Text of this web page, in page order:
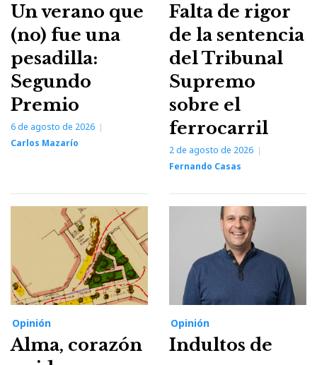
Un verano que
(no) fue una
pesadilla:
Segundo
Premio
6 de agosto de 2026
Carlos Mazarío
Falta de rigor
de la sentencia
del Tribunal
Supremo
sobre el
ferrocarril
2 de agosto de 2026
Fernando Casas
Opinión
Alma, corazón
Opinión
Indultos de